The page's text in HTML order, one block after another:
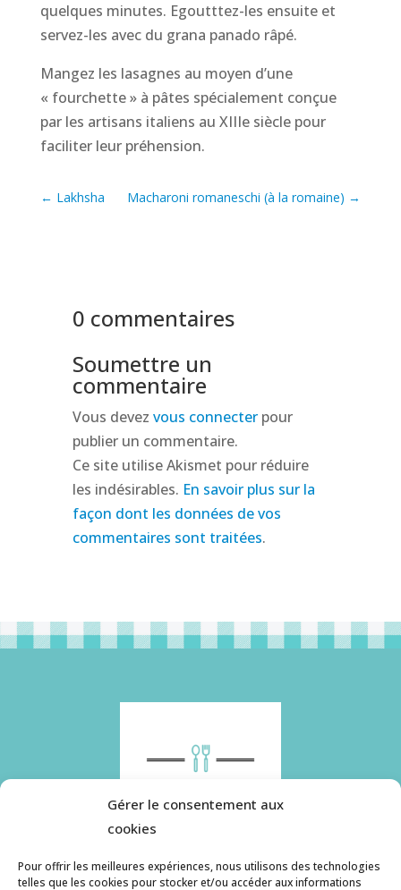
Gérer le consentement aux
cookies
Pour offrir les meilleures expériences, nous utilisons des technologies
telles que les cookies pour stocker et/ou accéder aux informations
quelques minutes. Egoutttez-les ensuite et
servez-les avec du grana panado râpé.
Mangez les lasagnes au moyen d’une
« fourchette » à pâtes spécialement conçue
par les artisans italiens au XIIIe siècle pour
faciliter leur préhension.
← Lakhsha Macharoni romaneschi (à la romaine) →
0 commentaires
Soumettre un
commentaire
Vous devez vous connecterpour
publier un commentaire.
Ce site utilise Akismet pour réduire
les indésirables. En savoir plus sur la
façon dont les données de vos
commentaires sont traitées.